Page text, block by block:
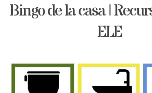
Bingo de la casa |
ELE